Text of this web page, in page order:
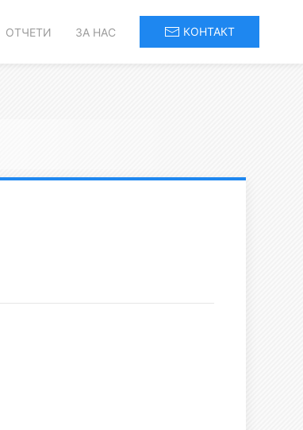
ОТЧЕТИ ЗА НАС КОНТАКТ